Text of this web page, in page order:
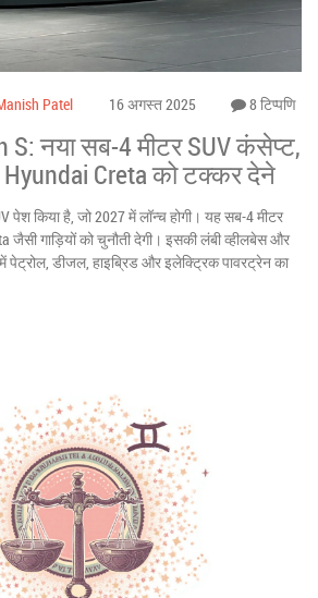
Patel 16 अगस्त 2025 8 टिप्पणि
S: नया सब-4 मीटर SUV कंसेप्ट,
Creta को टक्कर देने
पेश किया है, जो 2027 में लॉन्च होगी। यह सब-4 मीटर
गाड़ियों को चुनौती देगी। इसकी लंबी व्हीलबेस और
डीजल, हाइब्रिड और इलेक्ट्रिक पावरट्रेन का